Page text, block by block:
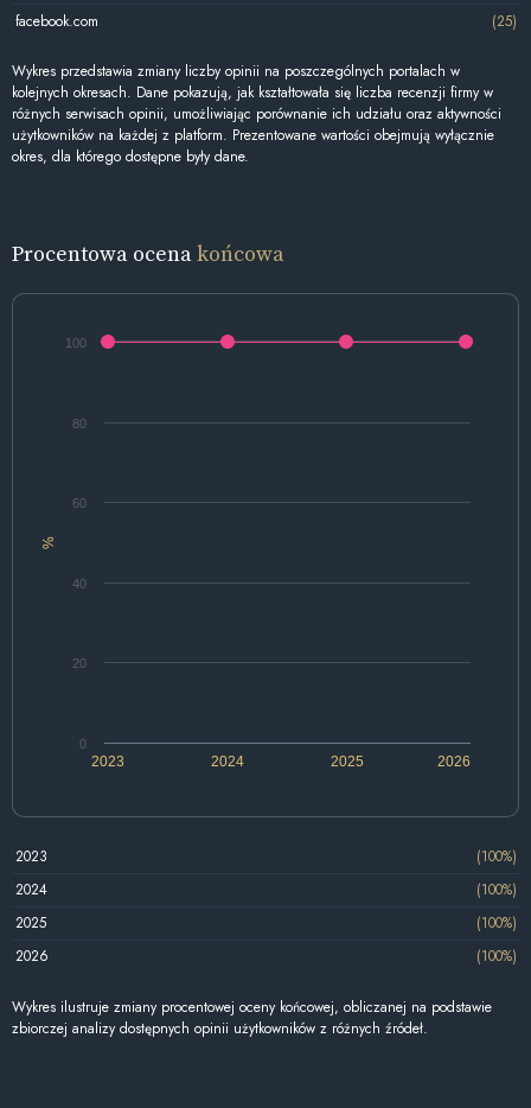
facebook.com
(25)
Wykres przedstawia zmiany liczby opinii na poszczególnych portalach w
kolejnych okresach. Dane pokazują, jak kształtowała się liczba recenzji firmy w
różnych serwisach opinii, umożliwiając porównanie ich udziału oraz aktywności
użytkowników na każdej z platform. Prezentowane wartości obejmują wyłącznie
okres, dla którego dostępne były dane.
Procentowa ocenakońcowa
%
2024 2026
2023 2025
0
20
40
60
80
100
2023
(100%)
2024
(100%)
2025
(100%)
2026
(100%)
Wykres ilustruje zmiany procentowej oceny końcowej, obliczanej na podstawie
zbiorczej analizy dostępnych opinii użytkowników z różnych źródeł.